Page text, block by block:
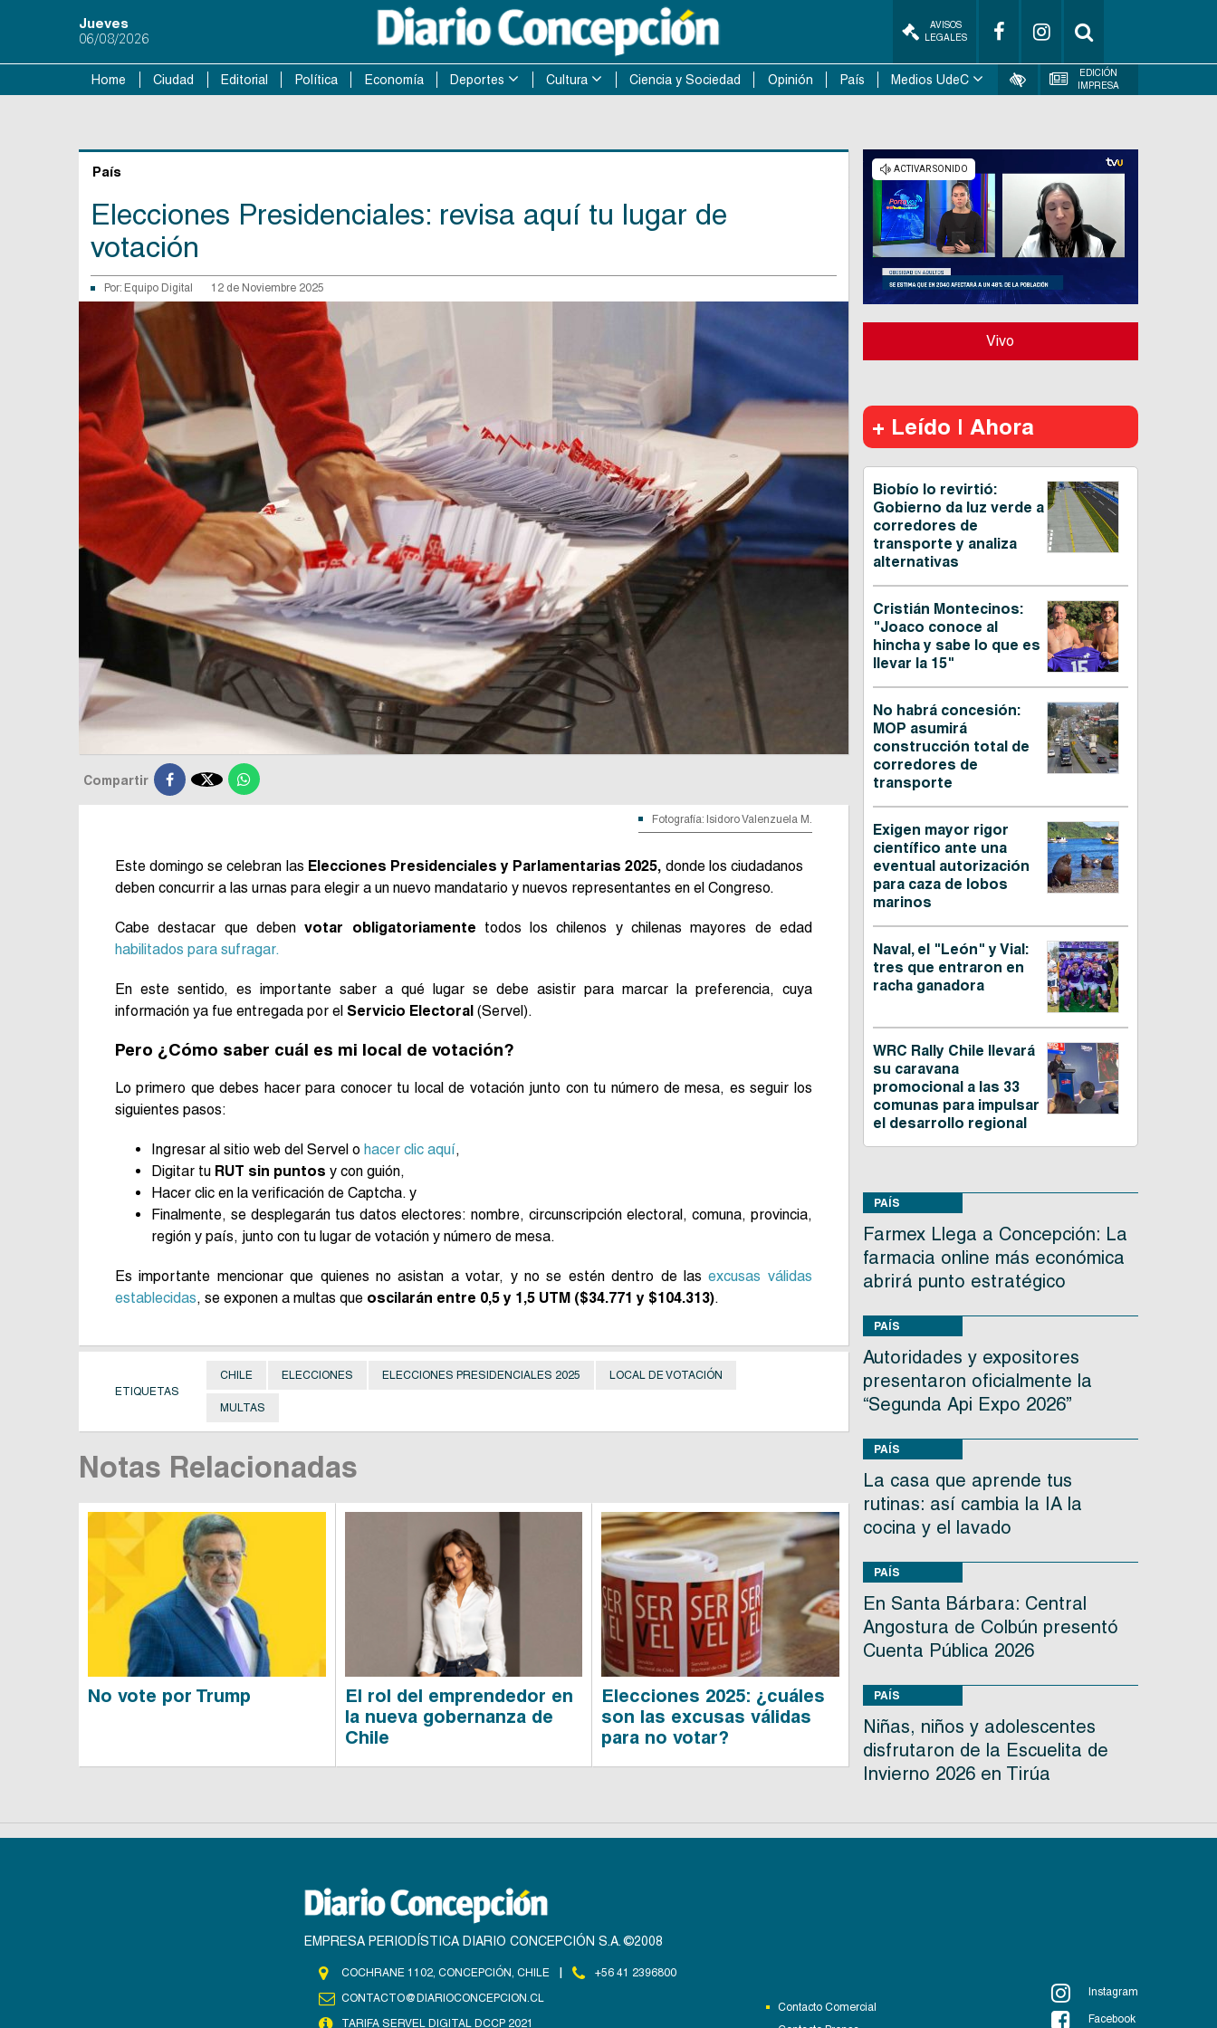
Jueves
06/08/2026
AVISOS
LEGALES
Home Ciudad Editorial Política Economía Deportes Cultura Ciencia y Sociedad Opinión País Medios UdeC
EDICIÓN
IMPRESA
País
Elecciones Presidenciales: revisa aquí tu lugar de
votación
Por: Equipo Digital 12 de Noviembre 2025
Compartir 
Fotografía: Isidoro Valenzuela M.
Este domingo se celebran las Elecciones Presidenciales y Parlamentarias 2025, donde los ciudadanos
deben concurrir a las urnas para elegir a un nuevo mandatario y nuevos representantes en el Congreso.
Cabe destacar que debenvotar obligatoriamente todos los chilenos y chilenas mayores de edad
habilitados para sufragar.
En este sentido, es importante saber a qué lugar se debe asistir para marcar la preferencia, cuya
información ya fue entregada por el Servicio Electoral (Servel).
Pero ¿Cómo saber cuál es mi local de votación?
Lo primero que debes hacer para conocer tu local de votación junto con tu número de mesa, es seguir los
siguientes pasos:
Ingresar al sitio web del Servel o hacer clic aquí,
Digitar tu RUT sin puntos y con guión,
Hacer clic en la verificación de Captcha. y
Finalmente, se desplegarán tus datos electores: nombre, circunscripción electoral, comuna, provincia,
región y país, junto con tu lugar de votación y número de mesa.
Es importante mencionar que quienes no asistan a votar, y no se estén dentro de las excusas válidas
establecidas, se exponen a multas que oscilarán entre 0,5 y 1,5 UTM ($34.771 y $104.313).
ETIQUETAS
CHILE ELECCIONES ELECCIONES PRESIDENCIALES 2025 LOCAL DE VOTACIÓN
MULTAS
Notas Relacionadas
No vote por Trump
El rol del emprendedor en
la nueva gobernanza de
Chile
Elecciones 2025: ¿cuáles
son las excusas válidas
para no votar?
Vivo
+ Leído | Ahora
Biobío lo revirtió:
Gobierno da luz verde a
corredores de
transporte y analiza
alternativas
Cristián Montecinos:
"Joaco conoce al
hincha y sabe lo que es
llevar la 15"
No habrá concesión:
MOP asumirá
construcción total de
corredores de
transporte
Exigen mayor rigor
científico ante una
eventual autorización
para caza de lobos
marinos
Naval, el "León" y Vial:
tres que entraron en
racha ganadora
WRC Rally Chile llevará
su caravana
promocional a las 33
comunas para impulsar
el desarrollo regional
PAÍS
Farmex Llega a Concepción: La
farmacia online más económica
abrirá punto estratégico
PAÍS
Autoridades y expositores
presentaron oficialmente la
“Segunda Api Expo 2026”
PAÍS
La casa que aprende tus
rutinas: así cambia la IA la
cocina y el lavado
PAÍS
En Santa Bárbara: Central
Angostura de Colbún presentó
Cuenta Pública 2026
PAÍS
Niñas, niños y adolescentes
disfrutaron de la Escuelita de
Invierno 2026 en Tirúa
EMPRESA PERIODÍSTICA DIARIO CONCEPCIÓN S.A. ©2008
COCHRANE 1102, CONCEPCIÓN, CHILE |
+56 41 2396800
CONTACTO@DIARIOCONCEPCION.CL
TARIFA SERVEL DIGITAL DCCP 2021
Contacto Comercial
Instagram
Facebook